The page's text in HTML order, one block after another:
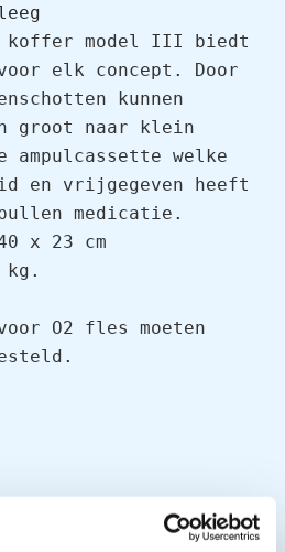
koffer model III biedt
elk concept. Door
kunnen
groot naar klein
ampulcassette welke
en vrijgegeven heeft
medicatie.
x 23 cm
kg.
O2 fles moeten